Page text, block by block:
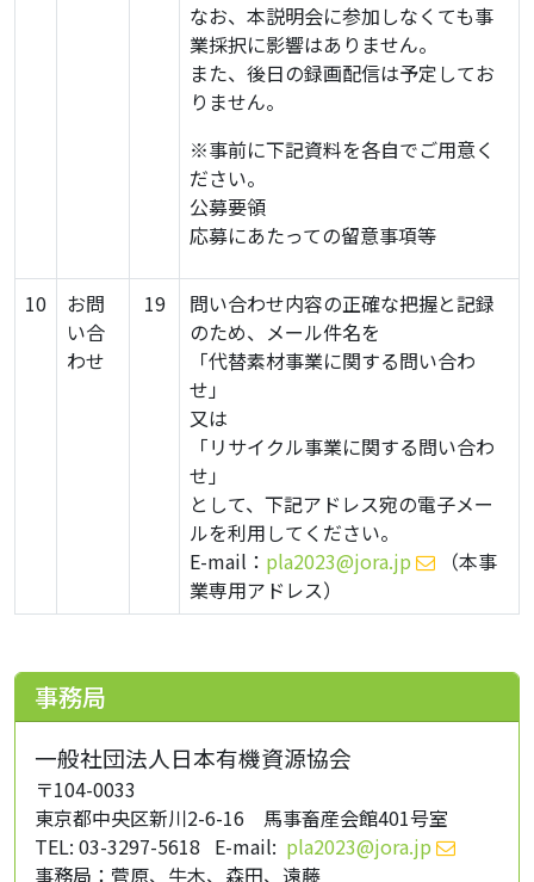
なお、本説明会に参加しなくても事
業採択に影響はありません。
また、後日の録画配信は予定してお
りません。
※事前に下記資料を各自でご用意く
ださい。
公募要領
応募にあたっての留意事項等
10
お問
い合
わせ
19
問い合わせ内容の正確な把握と記録
のため、メール件名を
「代替素材事業に関する問い合わ
せ」
又は
「リサイクル事業に関する問い合わ
せ」
として、下記アドレス宛の電子メー
ルを利用してください。
E-mail： pla2023@jora.jp
（本事
業専用アドレス）
事務局
一般社団法人日本有機資源協会
〒104-0033
東京都中央区新川2-6-16 馬事畜産会館401号室
TEL: 03-3297-5618 E-mail: pla2023@jora.jp
事務局：菅原、牛木、森田、遠藤